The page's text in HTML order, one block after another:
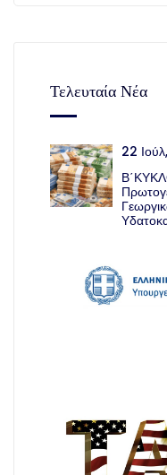
Τελευταία Νέα
22